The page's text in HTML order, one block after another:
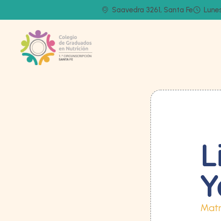
Saavedra 3261, Santa Fe